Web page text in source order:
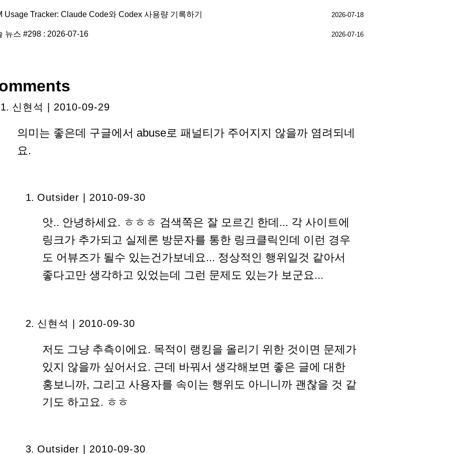
Usage Tracker: Claude Code와 Codex 사용량 기록하기 2026-07-18
뉴스 #298 : 2026-07-16 2026-07-16
신현석 | 2010-09-29
의미는 좋은데 구글에서 abuse로 패널티가 주어지지 않을까 염려되네
요.
Outsider | 2010-09-30
앗.. 안녕하세요. ㅎㅎㅎ 검색쪽은 잘 모르긴 한데... 각 사이트에
링크가 추가되고 실제론 방문자를 통한 링크클릭인데 이런 경우
도 어뷰즈가 될수 있는건가보네요... 정상적인 행위일것 같아서
좋다고만 생각하고 있었는데 그런 문제도 있는가 보군요...
신현석 | 2010-09-30
저도 그냥 추측이에요. 목적이 랭킹을 올리기 위한 것이면 문제가
있지 않을까 싶어서요. 근데 바꿔서 생각해보면 좋은 글에 대한
홍보니까, 그리고 사용자를 속이는 행위도 아니니까 괜찮을 것 같
기도 하고요. ㅎㅎ
Outsider | 2010-09-30